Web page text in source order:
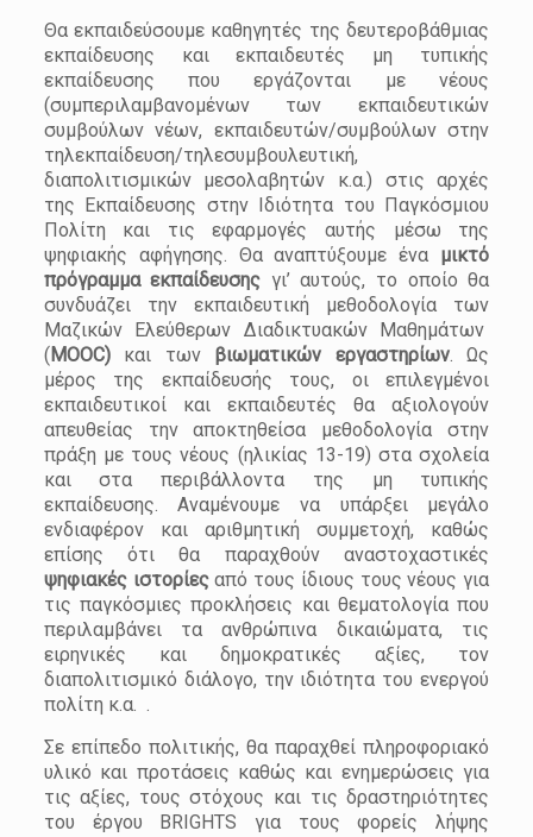
Θα εκπαιδεύσουμε καθηγητές της δευτεροβάθμιας
εκπαίδευσης και εκπαιδευτές μη τυπικής
εκπαίδευσης που εργάζονται με νέους
(συμπεριλαμβανομένων των εκπαιδευτικών
συμβούλων νέων, εκπαιδευτών/συμβούλων στην
τηλεκπαίδευση/τηλεσυμβουλευτική,
διαπολιτισμικών μεσολαβητών κ.α.) στις αρχές
της Εκπαίδευσης στην Ιδιότητα του Παγκόσμιου
Πολίτη και τις εφαρμογές αυτής μέσω της
ψηφιακής αφήγησης. Θα αναπτύξουμε ένα μικτό
πρόγραμμα εκπαίδευσης γι’ αυτούς, το οποίο θα
συνδυάζει την εκπαιδευτική μεθοδολογία των
Μαζικών Ελεύθερων Διαδικτυακών Μαθημάτων
(MOOC)και των βιωματικών εργαστηρίων. Ως
μέρος της εκπαίδευσής τους, οι επιλεγμένοι
εκπαιδευτικοί και εκπαιδευτές θα αξιολογούν
απευθείας την αποκτηθείσα μεθοδολογία στην
πράξη με τους νέους (ηλικίας 13-19) στα σχολεία
και στα περιβάλλοντα της μη τυπικής
εκπαίδευσης. Αναμένουμε να υπάρξει μεγάλο
ενδιαφέρον και αριθμητική συμμετοχή, καθώς
επίσης ότι θα παραχθούν αναστοχαστικές
ψηφιακές ιστορίεςαπό τους ίδιους τους νέους για
τις παγκόσμιες προκλήσεις και θεματολογία που
περιλαμβάνει τα ανθρώπινα δικαιώματα, τις
ειρηνικές και δημοκρατικές αξίες, τον
διαπολιτισμικό διάλογο, την ιδιότητα του ενεργού
πολίτη κ.α. .
Σε επίπεδο πολιτικής, θα παραχθεί πληροφοριακό
υλικό και προτάσεις καθώς και ενημερώσεις για
τις αξίες, τους στόχους και τις δραστηριότητες
του έργου BRIGHTS για τους φορείς λήψης